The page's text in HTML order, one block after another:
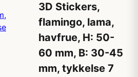
3D Stickers,
flamingo, lama,
havfrue, H: 50-
60 mm, B: 30-45
mm, tykkelse 7